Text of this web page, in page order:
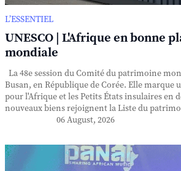
L’ESSENTIEL
UNESCO | L'Afrique en bonne
mondiale
La 48e session du Comité du patrimoine
Busan, en République de Corée. Elle marque
pour l'Afrique et les Petits États insulaires en
nouveaux biens rejoignent la Liste du
06 August, 2026